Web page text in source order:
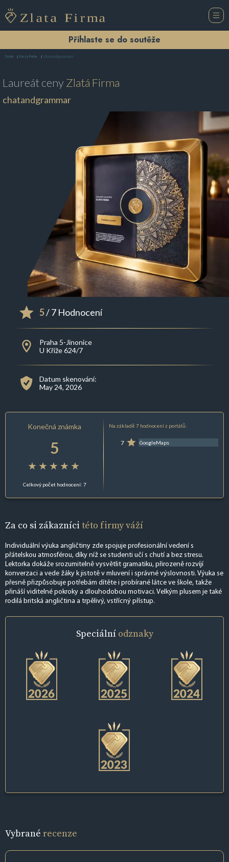
Přihlaste se do soutěže
Domů Kurzy Praha chatandgrammar
Laureát cenyZlatá Firma
chatandgrammar
5/ 7 Hodnocení
Praha 5-Jinonice
U Kříže 624/7
Datum skenování:
May 24, 2026
Konečná známka
5
Celkový počet hodnocení: 7
Na základě 7 hodnocení z portálů:
7 GoogleMaps
Za co si zákazníci této firmy váží
Individuální výuka angličtiny zde spojuje profesionální vedení s
přátelskou atmosférou, díky níž se studenti učí s chutí a bez stresu.
Lektorka dokáže srozumitelně vysvětlit gramatiku, přirozeně rozvíjí
konverzaci a vede žáky k jistotě v mluvení i správné výslovnosti. Výuka se
přesně přizpůsobuje potřebám dítěte i probírané látce ve škole, takže
přináší viditelné pokroky a dlouhodobou motivaci. Velkým plusem je také
rodilá britská angličtina a trpělivý, vstřícný přístup.
Speciální odznaky
Vybrané recenze